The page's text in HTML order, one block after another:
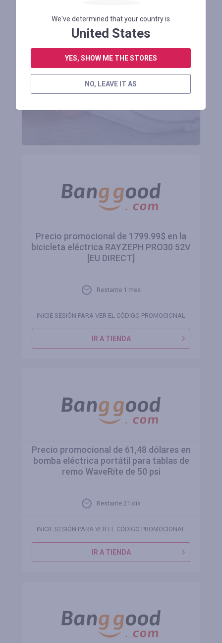
Consiga un beneficio
de hasta el 50 %
Precio promocional de 1799.99$ en la
bicicleta eléctrica RAYZEPH PRO30 52V
[EU DIRECT]
Restante 1 mes
INICIE SESIÓN PARA VER EL CÓDIGO PROMOCIONAL
IR A TIENDA
Precio promocional de 61,48 dólares en
bomba eléctrica portátil para tablas de
remo WaveRite de 50 psi
Restante 21 día
INICIE SESIÓN PARA VER EL CÓDIGO PROMOCIONAL
IR A TIENDA
We've determined that your country is
United States
YES, SHOW ME THE STORES
NO, LEAVE IT AS